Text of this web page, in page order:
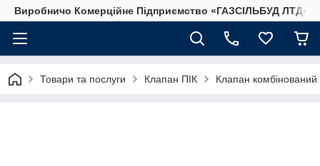
Виробничо Комерційне Підприємство «ГАЗСIЛЬБУД ЛТД»
Товари та послуги Клапан ПІК Клапан